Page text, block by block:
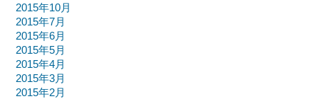
2015年10月
2015年7月
2015年6月
2015年5月
2015年4月
2015年3月
2015年2月